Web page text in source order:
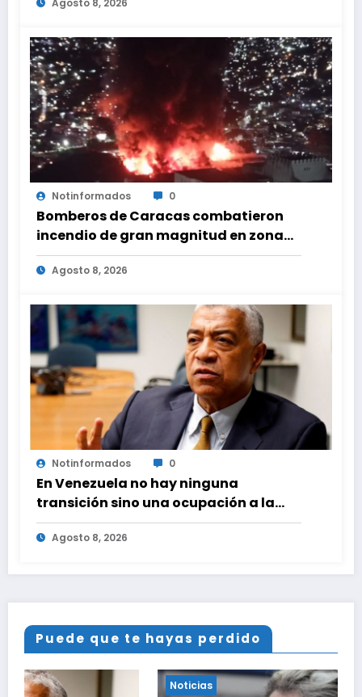
Agosto 8, 2026
Notinformados 0
Bomberos de Caracas combatieron
incendio de gran magnitud en zona
industrial de El Llanito
Agosto 8, 2026
Notinformados 0
En Venezuela no hay ninguna
transición sino una ocupación a la
fuerza
Agosto 8, 2026
Puede que te hayas perdido
Noticias